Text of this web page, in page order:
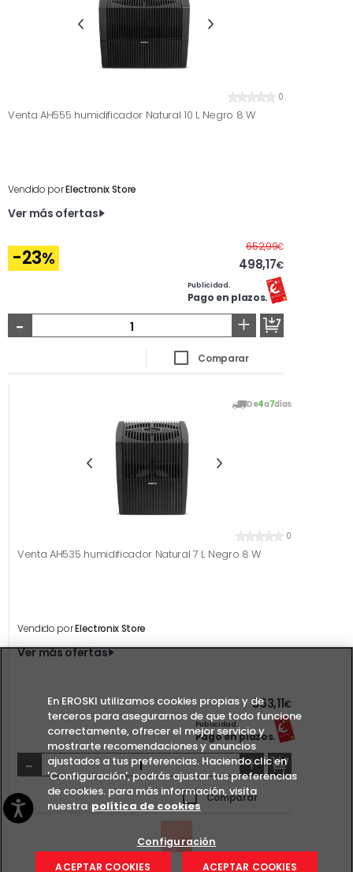
0
Venta AH555 humidificador Natural 10 L Negro 8 W
Vendido porElectronix Store
Ver más ofertas
-23%
652,99€Antes
498,17€
Publicidad.
Pago en plazos.
- +
Comparar
De4a7días
0
Venta AH535 humidificador Natural 7 L Negro 8 W
Vendido porElectronix Store
Ver más ofertas
363,11€
Publicidad.
Pago en plazos.
- +
Comparar
En EROSKI utilizamos cookies propias y de
terceros para asegurarnos de que todo funcione
correctamente, ofrecer el mejor servicio y
mostrarte recomendaciones y anuncios
ajustados a tus preferencias. Haciendo clic en
'Configuración', podrás ajustar tus preferencias
de cookies. para más información, visita
nuestra política de cookies
Configuración
ACEPTAR COOKIES
ACEPTAR COOKIES